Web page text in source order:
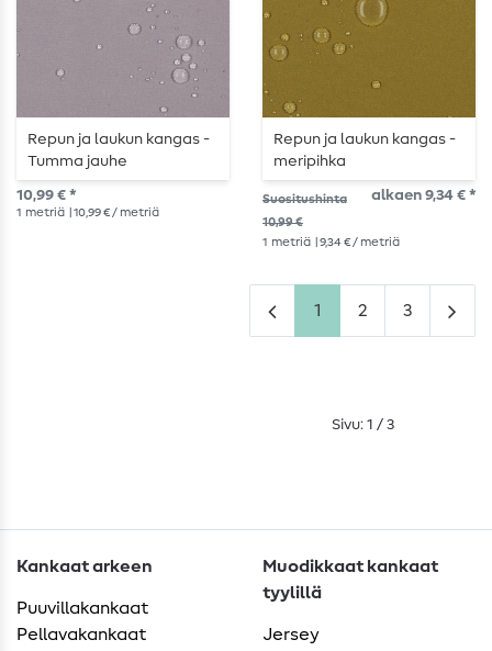
Repun ja laukun kangas -
Tumma jauhe
10,99 € *
1 metriä | 10,99 € / metriä
Repun ja laukun kangas -
meripihka
Suositushinta
10,99 €
alkaen 9,34 € *
1 metriä | 9,34 € / metriä
1 2 3
Sivu: 1 / 3
Kankaat arkeen
Puuvillakankaat
Pellavakankaat
Muodikkaat kankaat
tyylillä
Jersey